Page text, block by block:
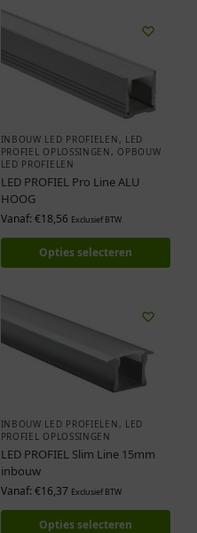
INBOUW LED PROFIELEN , LED
PROFIEL OPLOSSINGEN , OPBOUW
LED PROFIELEN
LED PROFIEL Pro Line ALU
HOOG
Vanaf: €18,56 Exclusief BTW
Opties selecteren
INBOUW LED PROFIELEN , LED
PROFIEL OPLOSSINGEN
LED PROFIEL Slim Line 15mm
inbouw
Vanaf: €16,37 Exclusief BTW
Opties selecteren